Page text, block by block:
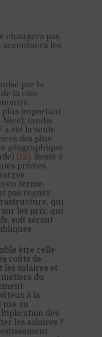
changera pas
accentuera les
par la
la côte
plus important
tandis
a été la seule
des plus
géographique
(12). Reste à
privées
terme.
pas rogner
qui
sur les prix, qui
soit seront
être celle
coûts de
salaires et
métiers du
à la
au
des
les salaires ?